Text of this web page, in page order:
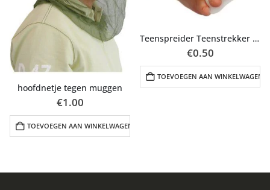
hoofdnetje tegen muggen
€1.00
TOEVOEGEN AAN WINKELWAGEN
Teenspreider Teenstrekker 1paar (2stuks)
€0.50
TOEVOEGEN AAN WINKELWAGEN